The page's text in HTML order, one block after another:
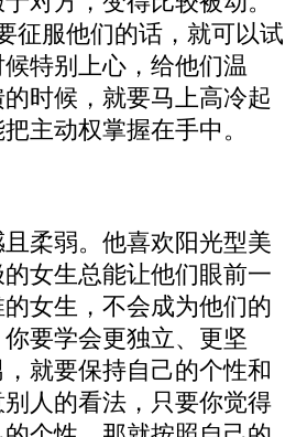
征服他们的话，就可以试
特别上心，给他们温
时候，就要马上高冷起
主动权掌握在手中。
柔弱。他喜欢阳光型美
女生总能让他们眼前一
女生，不会成为他们的
要学会更独立、更坚
就要保持自己的个性和
人的看法，只要你觉得